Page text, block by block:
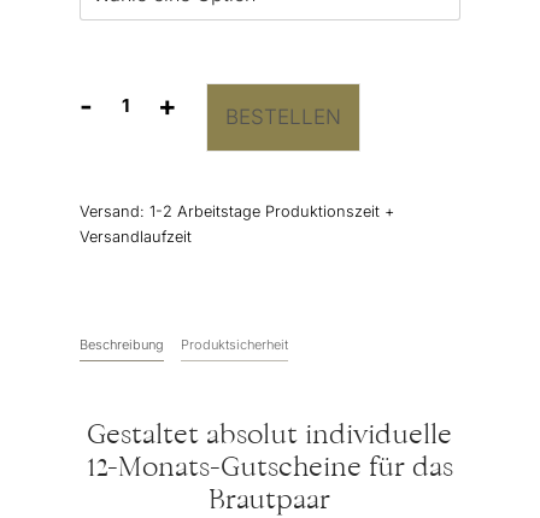
-
12
Hochzeit
(personalisierbar)
+ BESTELLEN
Versand: 1-2 Arbeitstage Produktionszeit +
Versandlaufzeit
Beschreibung Produktsicherheit
Gestaltet absolut individuelle
12-Monats-Gutscheine für das
Brautpaar